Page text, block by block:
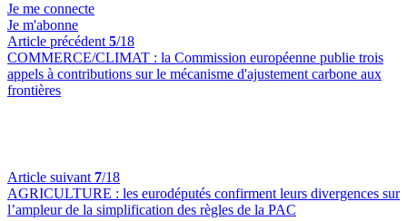
Je me connecte
Je m'abonne
Article précédent 5/18
COMMERCE/CLIMAT : la Commission européenne publie trois
appels à contributions sur le mécanisme d'ajustement carbone aux
frontières
Article suivant 7/18
AGRICULTURE : les eurodéputés confirment leurs divergences sur
l’ampleur de la simplification des règles de la PAC